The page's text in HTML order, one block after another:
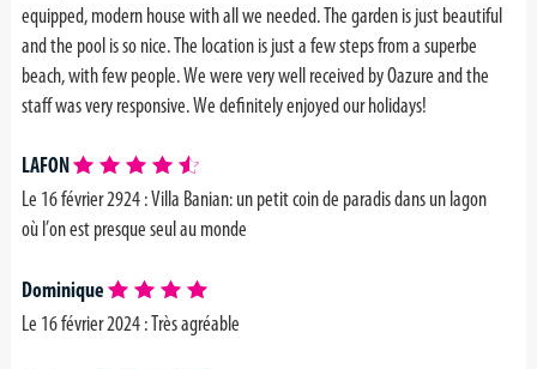
equipped, modern house with all we needed. The garden is just beautiful
and the pool is so nice. The location is just a few steps from a superbe
beach, with few people. We were very well received by Oazure and the
staff was very responsive. We definitely enjoyed our holidays!
LAFON
Le 16 février 2924 : Villa Banian: un petit coin de paradis dans un lagon
où l’on est presque seul au monde
Dominique
Le 16 février 2024 : Très agréable